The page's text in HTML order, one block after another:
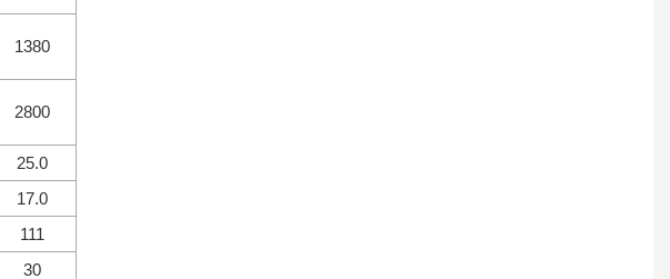
1380
2800
25.0
17.0
111
30